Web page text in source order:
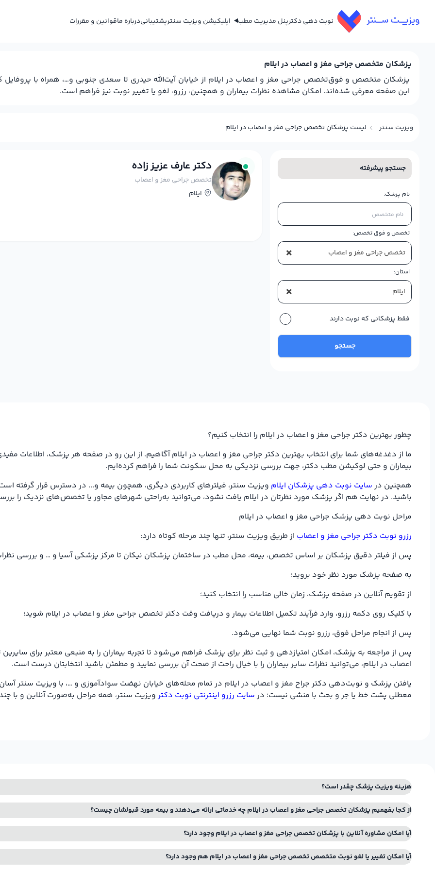
نوبت دهی دکترپنل مدیریت مطب اپلیکیشن ویزیت سنترپشتیبانیدرباره ماقوانین و مقررات
پزشکان متخصص جراحی مغز و اعصاب در ایلام
پزشکان متخصص و فوق‌تخصص جراحی مغز و اعصاب در ایلام از خیابان آیت‌الله حیدری تا سعدی جنوبی و…، همراه با
این صفحه معرفی شده‌اند. امکان مشاهده نظرات بیماران و همچنین، رزرو، لغو یا تغییر نوبت نیز فراهم است.
ویزیت سنتر لیست پزشکان تخصص جراحی مغز و اعصاب در ایلام
دکتر عارف عزیز زاده
تخصص جراحی مغز و اعصاب
ایلام
جستجو پیشرفته
نام پزشک:
تخصص و فوق تخصص:
× تخصص جراحی مغز و اعصاب
استان:
× ایلام
فقط پزشکانی که نوبت دارند
جستجو
چطور بهترین دکتر جراحی مغز و اعصاب در ایلام را انتخاب کنیم؟
ما از دغدغه‌های شما برای انتخاب بهترین دکتر جراحی مغز و اعصاب در ایلام آگاهیم. از این رو در صفحه هر پزشک، اطلاعات
بیماران و حتی لوکیشن مطب دکتر، جهت بررسی نزدیکی به محل سکونت شما را فراهم کرده‌ایم.
همچنین در سایت نوبت دهی پزشکان ایلام ویزیت سنتر، فیلترهای کاربردی دیگری، همچون بیمه و... در دسترس قرار گرفته
باشید. در نهایت هم اگر پزشک مورد نظرتان در ایلام یافت نشود، می‌توانید به‌راحتی شهرهای مجاور یا تخصص‌های نزدیک را
مراحل نوبت دهی پزشک جراحی مغز و اعصاب در ایلام
رزرو نوبت دکتر جراحی مغز و اعصاب از طریق ویزیت سنتر، تنها چند مرحله کوتاه دارد:
پس از فیلتر دقیق پزشکان بر اساس تخصص، بیمه، محل مطب در ساختمان پزشکان نیکان تا مرکز پزشکی آسیا و … و بررسی نظرات
به صفحه پزشک مورد نظر خود بروید؛
از تقویم آنلاین در صفحه پزشک، زمان خالی مناسب را انتخاب کنید؛
با کلیک روی دکمه رزرو، وارد فرآیند تکمیل اطلاعات بیمار و دریافت وقت دکتر تخصص جراحی مغز و اعصاب در ایلام شوید؛
پس از انجام مراحل فوق، رزرو نوبت شما نهایی می‌شود.
پس از مراجعه به پزشک، امکان امتیازدهی و ثبت نظر برای پزشک فراهم می‌شود تا تجربه بیماران را به منبعی معتبر برای
اعصاب در ایلام، می‌توانید نظرات سایر بیماران را با خیال راحت از صحت آن بررسی نمایید و مطمئن باشید انتخابتان درست است.
یافتن پزشک و نوبت‌دهی دکتر جراح مغز و اعصاب در ایلام در تمام محله‌های خیابان نهضت سوادآموزی و …، با ویزیت سنتر
معطلی پشت خط یا جر و بحث با منشی نیست؛ در سایت رزرو اینترنتی نوبت دکترویزیت سنتر، همه مراحل به‌صورت آنلاین و با
هزینه ویزیت پزشک چقدر است؟
از کجا بفهمیم پزشکان تخصص جراحی مغز و اعصاب در ایلام چه خدماتی ارائه می‌دهند و بیمه مورد قبولشان چیست؟
آیا امکان مشاوره آنلاین با پزشکان تخصص جراحی مغز و اعصاب در ایلام وجود دارد؟
آیا امکان تغییر یا لغو نوبت متخصص تخصص جراحی مغز و اعصاب در ایلام هم وجود دارد؟